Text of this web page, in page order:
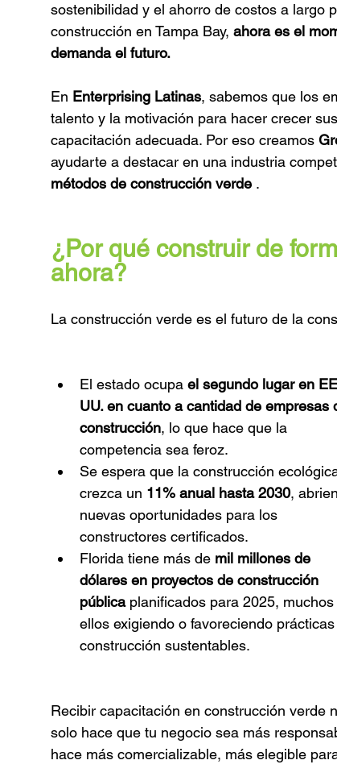
sostenibilidad y el ahorro de costos a largo
construcción en Tampa Bay, ahora es el
demanda el futuro.
En Enterprising Latinas, sabemos que los
talento y la motivación para hacer crecer
capacitación adecuada. Por eso creamos
ayudarte a destacar en una industria
métodos de construcción verde .
¿Por qué construir de
ahora?
La construcción verde es el futuro de la
El estado ocupa el segundo lugar en
UU. en cuanto a cantidad de empresas
construcción, lo que hace que la
competencia sea feroz.
Se espera que la construcción
crezca un 11% anual hasta 2030,
nuevas oportunidades para los
constructores certificados.
Florida tiene más de mil millones de
dólares en proyectos de construcción
pública planificados para 2025, muchos
ellos exigiendo o favoreciendo
construcción sustentables.
Recibir capacitación en construcción verde
solo hace que tu negocio sea más
hace más comercializable, más elegible